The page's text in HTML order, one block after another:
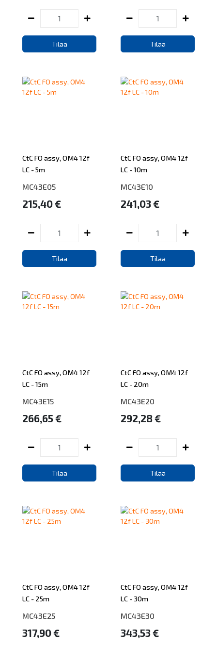
Tilaa Tilaa
CtC FO assy, OM4 12f
LC - 5m
MC43E05
215,40 €
Tilaa
CtC FO assy, OM4 12f
LC - 10m
MC43E10
241,03 €
Tilaa
CtC FO assy, OM4 12f
LC - 15m
MC43E15
266,65 €
Tilaa
CtC FO assy, OM4 12f
LC - 20m
MC43E20
292,28 €
Tilaa
CtC FO assy, OM4 12f
LC - 25m
MC43E25
317,90 €
CtC FO assy, OM4 12f
LC - 30m
MC43E30
343,53 €